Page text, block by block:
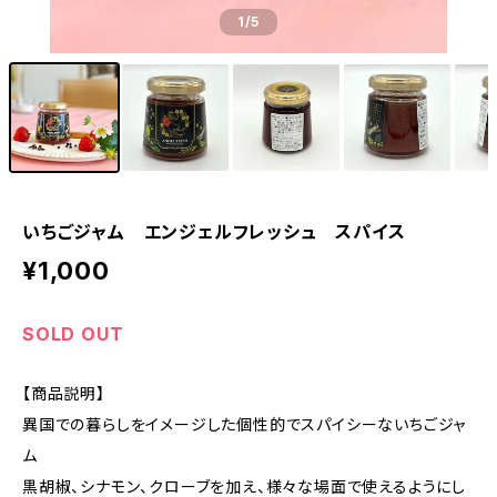
1/5
いちごジャム エンジェルフレッシュ スパイス
¥1,000
SOLD OUT
【商品説明】
異国での暮らしをイメージした個性的でスパイシーないちごジャ
ム
黒胡椒、シナモン、クローブを加え、様々な場面で使えるようにし